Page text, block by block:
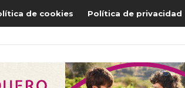
de cookies Política de privacidad